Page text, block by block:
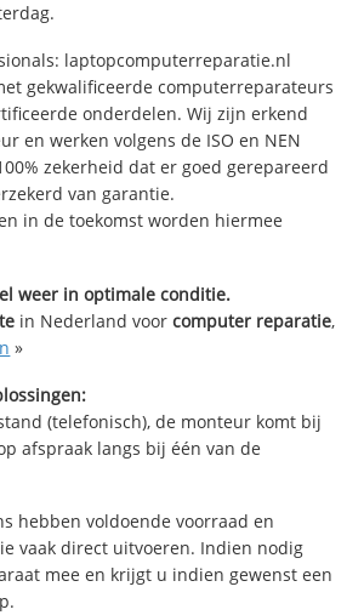
laptopcomputerreparatie.nl
gekwalificeerde computerreparateurs
onderdelen. Wij zijn erkend
en werken volgens de ISO en NEN
zekerheid dat er goed gerepareerd
van garantie.
in de toekomst worden hiermee
weer in optimale conditie.
in Nederland voorcomputer reparatie,
»
(telefonisch), de monteur komt bij
afspraak langs bij één van de
hebben voldoende voorraad en
vaak direct uitvoeren. Indien nodig
mee en krijgt u indien gewenst een